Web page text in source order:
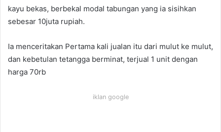
kayu bekas, berbekal modal tabungan yang ia sisihkan
sebesar 10juta rupiah.
Ia menceritakan Pertama kali jualan itu dari mulut ke mulut,
dan kebetulan tetangga berminat, terjual 1 unit dengan
harga 70rb
iklan google